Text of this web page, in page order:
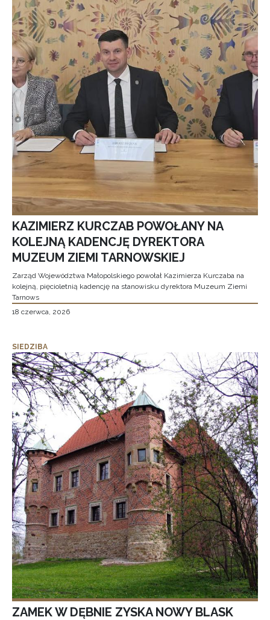
KAZIMIERZ KURCZAB POWOŁANY NA
KOLEJNĄ KADENCJĘ DYREKTORA
MUZEUM ZIEMI TARNOWSKIEJ
Zarząd Województwa Małopolskiego powołał Kazimierza Kurczaba na
kolejną, pięcioletnią kadencję na stanowisku dyrektora Muzeum Ziemi
Tarnows
18 czerwca, 2026
SIEDZIBA
ZAMEK W DĘBNIE ZYSKA NOWY BLASK